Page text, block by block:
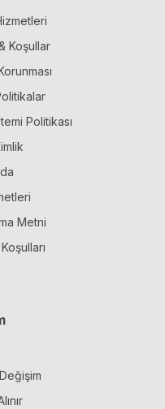
Koşullar
Politikası
Metni